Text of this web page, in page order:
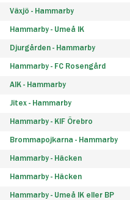
Växjö - Hammarby
Hammarby - Umeå IK
Djurgården - Hammarby
Hammarby - FC Rosengård
AIK - Hammarby
Jitex - Hammarby
Hammarby - KIF Örebro
Brommapojkarna - Hammarby
Hammarby - Häcken
Hammarby - Häcken
Hammarby - Umeå IK eller BP